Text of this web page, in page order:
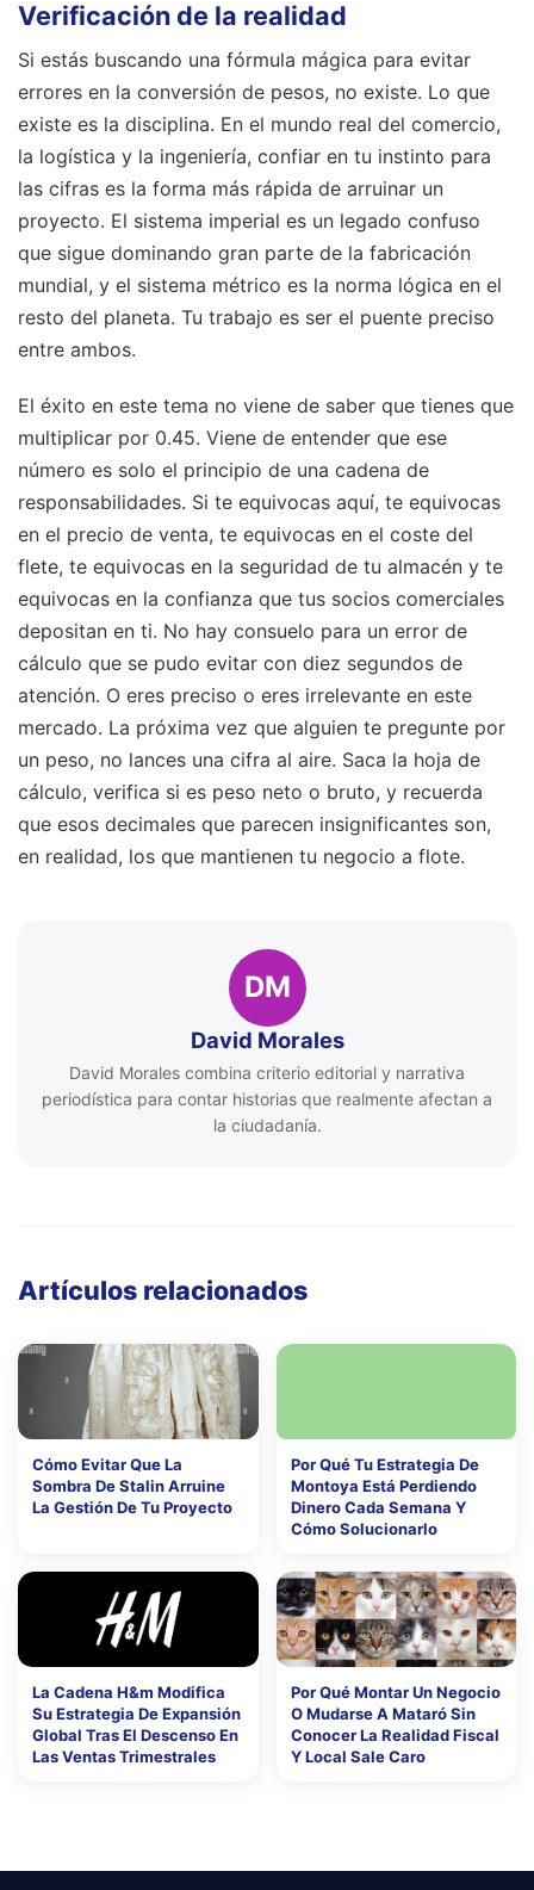
Verificación de la realidad
Si estás buscando una fórmula mágica para evitar
errores en la conversión de pesos, no existe. Lo que
existe es la disciplina. En el mundo real del comercio,
la logística y la ingeniería, confiar en tu instinto para
las cifras es la forma más rápida de arruinar un
proyecto. El sistema imperial es un legado confuso
que sigue dominando gran parte de la fabricación
mundial, y el sistema métrico es la norma lógica en el
resto del planeta. Tu trabajo es ser el puente preciso
entre ambos.
El éxito en este tema no viene de saber que tienes que
multiplicar por 0.45. Viene de entender que ese
número es solo el principio de una cadena de
responsabilidades. Si te equivocas aquí, te equivocas
en el precio de venta, te equivocas en el coste del
flete, te equivocas en la seguridad de tu almacén y te
equivocas en la confianza que tus socios comerciales
depositan en ti. No hay consuelo para un error de
cálculo que se pudo evitar con diez segundos de
atención. O eres preciso o eres irrelevante en este
mercado. La próxima vez que alguien te pregunte por
un peso, no lances una cifra al aire. Saca la hoja de
cálculo, verifica si es peso neto o bruto, y recuerda
que esos decimales que parecen insignificantes son,
en realidad, los que mantienen tu negocio a flote.
DM
David Morales
David Morales combina criterio editorial y narrativa
periodística para contar historias que realmente afectan a
la ciudadanía.
Artículos relacionados
Cómo Evitar Que La
Sombra De Stalin Arruine
La Gestión De Tu Proyecto
Por Qué Tu Estrategia De
Montoya Está Perdiendo
Dinero Cada Semana Y
Cómo Solucionarlo
La Cadena H&m Modifica
Su Estrategia De Expansión
Global Tras El Descenso En
Las Ventas Trimestrales
Por Qué Montar Un Negocio
O Mudarse A Mataró Sin
Conocer La Realidad Fiscal
Y Local Sale Caro